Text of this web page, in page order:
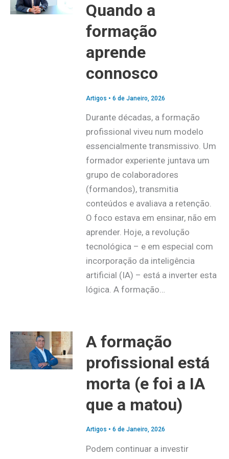
Quando a
formação
aprende
connosco
Artigos • 6 de Janeiro, 2026
Durante décadas, a formação
profissional viveu num modelo
essencialmente transmissivo. Um
formador experiente juntava um
grupo de colaboradores
(formandos), transmitia
conteúdos e avaliava a retenção.
O foco estava em ensinar, não em
aprender. Hoje, a revolução
tecnológica – e em especial com
incorporação da inteligência
artificial (IA) – está a inverter esta
lógica. A formação…
A formação
profissional está
morta (e foi a IA
que a matou)
Artigos • 6 de Janeiro, 2026
Podem continuar a investir